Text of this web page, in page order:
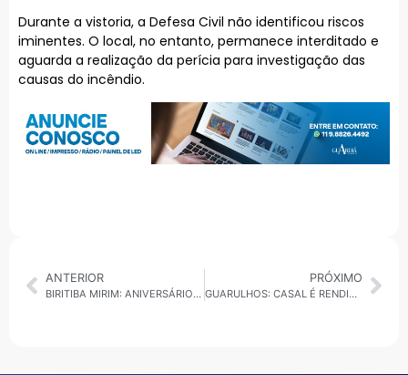
Durante a vistoria, a Defesa Civil não identificou riscos
iminentes. O local, no entanto, permanece interditado e
aguarda a realização da perícia para investigação das
causas do incêndio.
ANTERIOR
BIRITIBA MIRIM: ANIVERSÁRIO DA CIDADE TERÁ SHOW GRATUITO DE THAEME & THIAGO
PRÓXIMO
GUARULHOS: CASAL É RENDIDO POR ASSALTANTES EM PLENA LUZ DO DIA